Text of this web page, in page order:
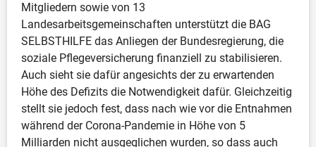
Mitgliedern sowie von 13
Landesarbeitsgemeinschaften unterstützt die BAG
SELBSTHILFE das Anliegen der Bundesregierung, die
soziale Pflegeversicherung finanziell zu stabilisieren.
Auch sieht sie dafür angesichts der zu erwartenden
Höhe des Defizits die Notwendigkeit dafür. Gleichzeitig
stellt sie jedoch fest, dass nach wie vor die Entnahmen
während der Corona-Pandemie in Höhe von 5
Milliarden nicht ausgeglichen wurden, so dass auch